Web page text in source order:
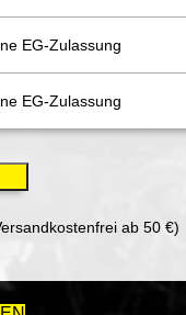
EG-Zulassung
EG-Zulassung
ab 50 €)